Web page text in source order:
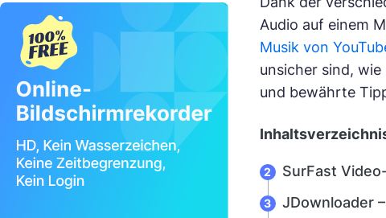
Audio auf einem
Musik von
unsicher sind,
und bewährte
SurFast
JDownloader